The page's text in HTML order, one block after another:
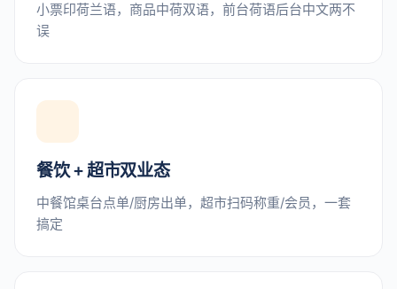
小票印荷兰语，商品中荷双语，前台荷语后台中文两不
误
餐饮 + 超市双业态
中餐馆桌台点单/厨房出单，超市扫码称重/会员，一套
搞定